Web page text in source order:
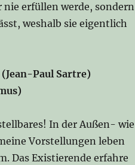
nie erfüllen werde, sondern
weshalb sie eigentlich
Paul Sartre)
In der Außen- wie
Vorstellungen leben
Das Existierende erfahre